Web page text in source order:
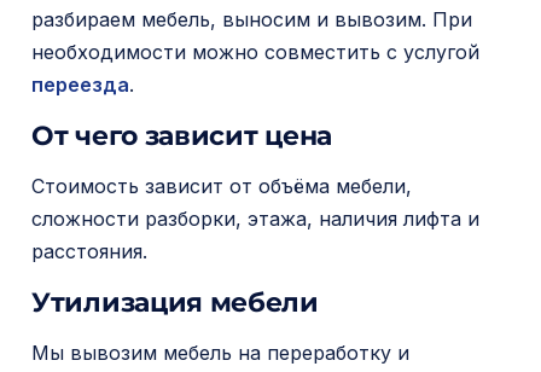
разбираем мебель, выносим и вывозим. При
необходимости можно совместить с услугой
переезда.
От чего зависит цена
Стоимость зависит от объёма мебели,
сложности разборки, этажа, наличия лифта и
расстояния.
Утилизация мебели
Мы вывозим мебель на переработку и